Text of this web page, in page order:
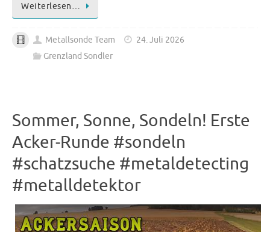
Weiterlesen…
Metallsonde Team
24. Juli 2026
Grenzland Sondler
Sommer, Sonne, Sondeln! Erste
Acker-Runde #sondeln
#schatzsuche #metaldetecting
#metalldetektor